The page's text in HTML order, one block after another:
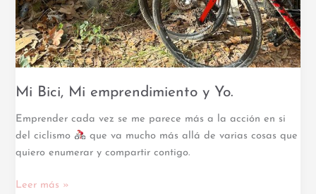
Mi Bici, Mi emprendimiento y Yo.
Emprender cada vez se me parece más a la acción en si
del ciclismo
que va mucho más allá de varias cosas que
quiero enumerar y compartir contigo.
Leer más »